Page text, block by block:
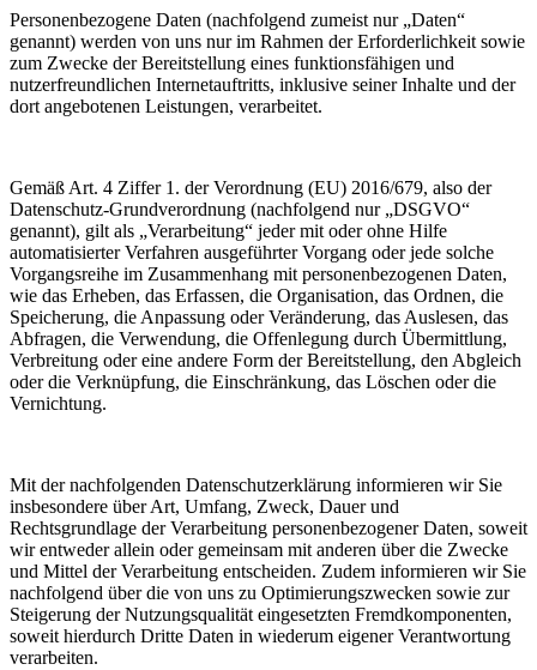
Personenbezogene Daten (nachfolgend zumeist nur „Daten“
genannt) werden von uns nur im Rahmen der Erforderlichkeit sowie
zum Zwecke der Bereitstellung eines funktionsfähigen und
nutzerfreundlichen Internetauftritts, inklusive seiner Inhalte und der
dort angebotenen Leistungen, verarbeitet.
Gemäß Art. 4 Ziffer 1. der Verordnung (EU) 2016/679, also der
Datenschutz-Grundverordnung (nachfolgend nur „DSGVO“
genannt), gilt als „Verarbeitung“ jeder mit oder ohne Hilfe
automatisierter Verfahren ausgeführter Vorgang oder jede solche
Vorgangsreihe im Zusammenhang mit personenbezogenen Daten,
wie das Erheben, das Erfassen, die Organisation, das Ordnen, die
Speicherung, die Anpassung oder Veränderung, das Auslesen, das
Abfragen, die Verwendung, die Offenlegung durch Übermittlung,
Verbreitung oder eine andere Form der Bereitstellung, den Abgleich
oder die Verknüpfung, die Einschränkung, das Löschen oder die
Vernichtung.
Mit der nachfolgenden Datenschutzerklärung informieren wir Sie
insbesondere über Art, Umfang, Zweck, Dauer und
Rechtsgrundlage der Verarbeitung personenbezogener Daten, soweit
wir entweder allein oder gemeinsam mit anderen über die Zwecke
und Mittel der Verarbeitung entscheiden. Zudem informieren wir Sie
nachfolgend über die von uns zu Optimierungszwecken sowie zur
Steigerung der Nutzungsqualität eingesetzten Fremdkomponenten,
soweit hierdurch Dritte Daten in wiederum eigener Verantwortung
verarbeiten.